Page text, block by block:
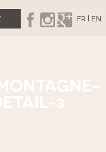
FR | EN
3